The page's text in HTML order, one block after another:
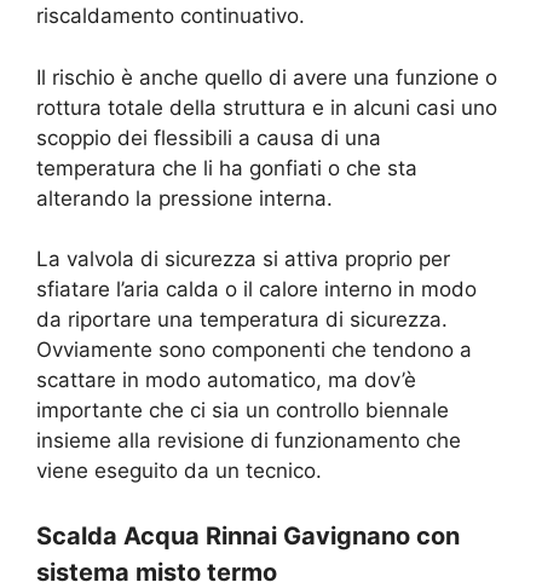
riscaldamento continuativo.
Il rischio è anche quello di avere una funzione o
rottura totale della struttura e in alcuni casi uno
scoppio dei flessibili a causa di una
temperatura che li ha gonfiati o che sta
alterando la pressione interna.
La valvola di sicurezza si attiva proprio per
sfiatare l’aria calda o il calore interno in modo
da riportare una temperatura di sicurezza.
Ovviamente sono componenti che tendono a
scattare in modo automatico, ma dov’è
importante che ci sia un controllo biennale
insieme alla revisione di funzionamento che
viene eseguito da un tecnico.
Scalda Acqua Rinnai Gavignano con
sistema misto termo